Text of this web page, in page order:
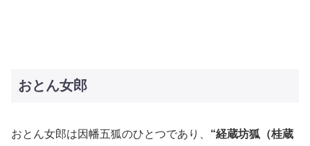
おとん女郎
おとん女郎は因幡五狐のひとつであり、 “経蔵坊狐（桂蔵